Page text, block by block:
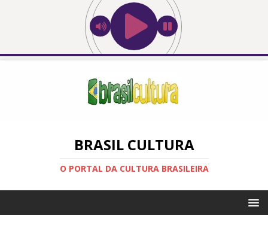
BRASIL CULTURA
O PORTAL DA CULTURA BRASILEIRA